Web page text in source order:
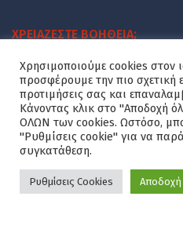
ΧΡΕΙΆΖΕΣΤΕ ΒΟΉΘΕΙΑ;
Διεύθυνση: Κονταρίου, Χίος
Τηλέφωνο:+30 22711 00730
Email:sales@fraskos.gr
ΧΡΉΣΙΜΟΙ ΣΎΝΔΕΣΜΟΙ
Σχετικά Με Εμάς
Χρησιμοποιούμε cookies στον
προσφέρουμε την πιο σχετική
προτιμήσεις σας και
Κάνοντας κλικ στο "Αποδοχή
ΟΛΩΝ των cookies. Ωστόσο,
"Ρυθμίσεις cookie" για να
συγκατάθεση.
Ρυθμίσεις Cookies